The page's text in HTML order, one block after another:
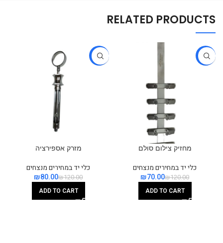
RELATED PRODUCTS
-42%
מחזיק צילום סולם
כלי יד במחירים מנצחים
₪120.00
₪70.00
ADD TO CART
-33%
מזרק אספירציה
כלי יד במחירים מנצחים
₪120.00
₪80.00
ADD TO CART